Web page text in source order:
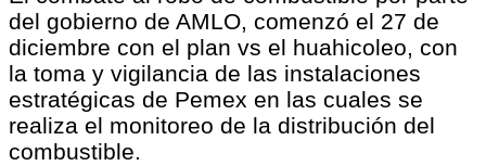
del gobierno de AMLO, comenzó el 27 de
diciembre con el plan vs el huahicoleo, con
la toma y vigilancia de las instalaciones
estratégicas de Pemex en las cuales se
realiza el monitoreo de la distribución del
combustible.